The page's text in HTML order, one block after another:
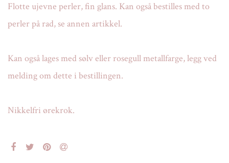
Flotte ujevne perler, fin glans. Kan også bestilles med to
perler på rad, se annen artikkel.
Kan også lages med sølv eller rosegull metallfarge, legg ved
melding om dette i bestillingen.
Nikkelfri ørekrok.